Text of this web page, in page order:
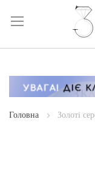
Skip
Content
Головна Золоті